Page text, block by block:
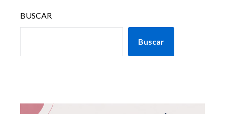
BUSCAR
Buscar